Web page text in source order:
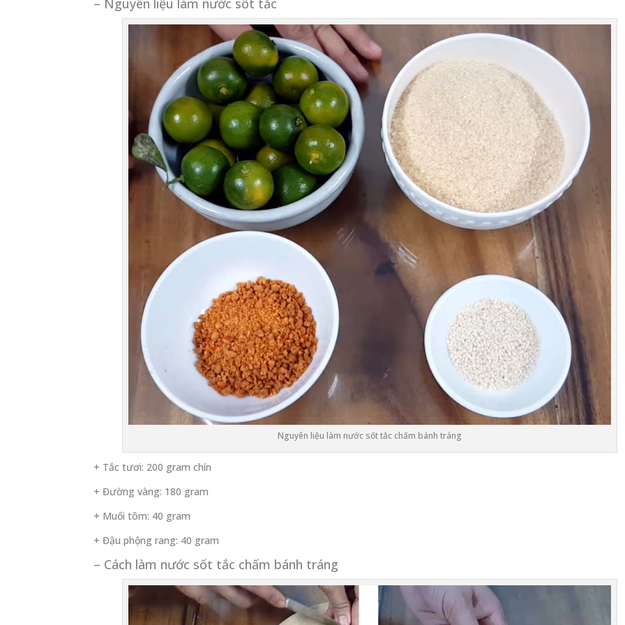
Nguyên liệu làm nước sốt tắc chấm bánh tráng
+ Tắc tươi: 200 gram chín
+ Đường vàng: 180 gram
+ Muối tôm: 40 gram
+ Đậu phộng rang: 40 gram
– Cách làm nước sốt tắc chấm bánh tráng